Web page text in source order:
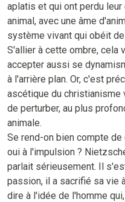
aplatis et qui ont perdu
animal, avec une âme
système vivant qui obéit
S'allier à cette ombre, cela
accepter aussi se
à l'arrière plan. Or, c'est
ascétique du christianisme
de perturber, au plus
animale.
Se rend-on bien compte
oui à l'impulsion ?
parlait sérieusement. Il
passion, il a sacrifié sa vie
dire à l'idée de l'homme